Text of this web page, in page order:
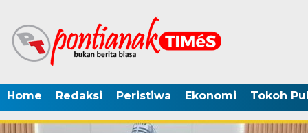
Home Redaksi Peristiwa Ekonomi Tokoh